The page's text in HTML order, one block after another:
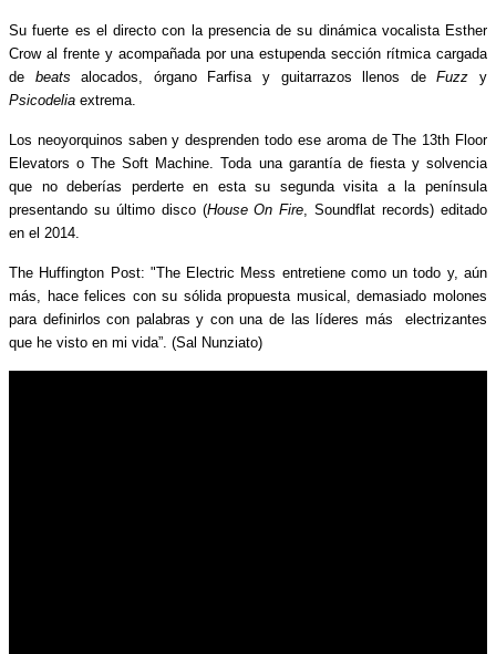
Su fuerte es el directo con la presencia de su dinámica vocalista Esther
Crow al frente y acompañada por una estupenda sección rítmica cargada
de beats alocados, órgano Farfisa y guitarrazos llenos deFuzzy
Psicodelia extrema.
Los neoyorquinos saben y desprenden todo ese aroma de The 13th Floor
Elevators o The Soft Machine. Toda una garantía de fiesta y solvencia
que no deberías perderte en esta su segunda visita a la península
presentando su último disco (House On Fire , Soundflat records) editado
en el 2014.
The Huffington Post: "The Electric Mess entretiene como un todo y, aún
más, hace felices con su sólida propuesta musical, demasiado molones
para definirlos con palabras y con una de las líderes más electrizantes
que he visto en mi vida”. (Sal Nunziato)